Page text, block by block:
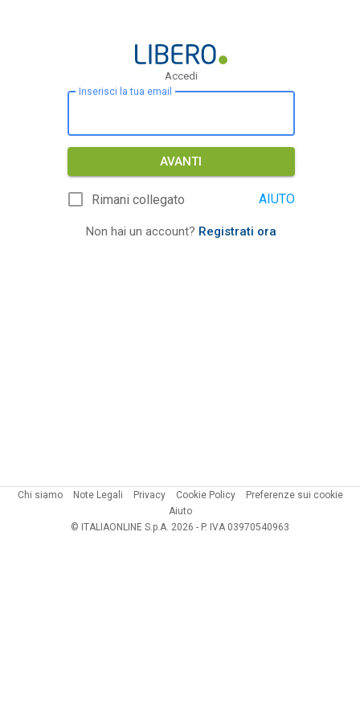
Accedi
Inserisci la tua email
AVANTI
Rimani collegato AIUTO
Non hai un account? Registrati ora
Chi siamo Note Legali Privacy Cookie Policy
Preferenze sui cookie
Aiuto
© ITALIAONLINE S.p.A. 2026 - P. IVA 03970540963